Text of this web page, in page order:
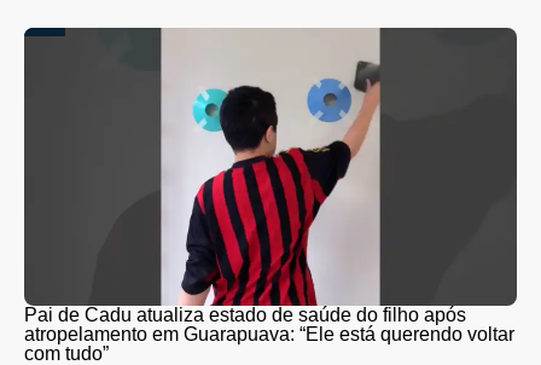
Pai de Cadu atualiza estado de saúde do filho após
atropelamento em Guarapuava: “Ele está querendo voltar
com tudo”